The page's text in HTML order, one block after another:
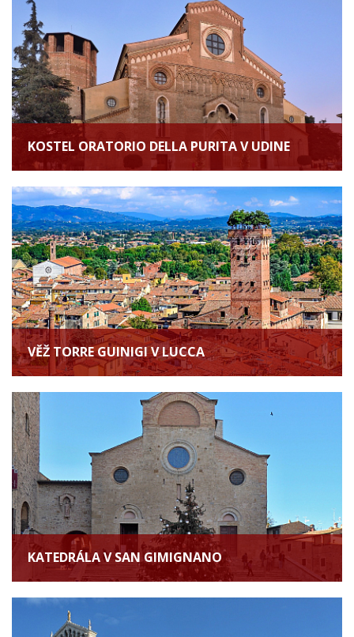
KOSTEL ORATORIO DELLA PURITA V UDINE
VĚŽ TORRE GUINIGI V LUCCA
KATEDRÁLA V SAN GIMIGNANO